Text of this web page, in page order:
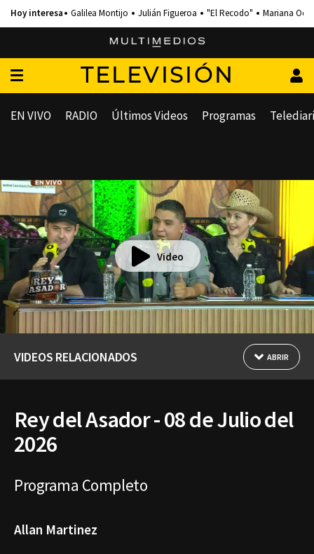
Galilea Montijo Julián Figueroa "El Recodo" Mariana
TELEVISIÓN
EN VIVO RADIO Últimos Videos Programas
Video
VIDEOS RELACIONADOS ABRIR
Rey del Asador - 08 de Julio del
2026
Programa Completo
Allan Martinez